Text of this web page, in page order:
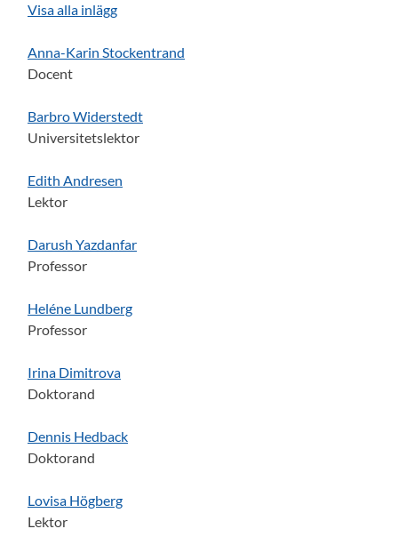
Visa alla inlägg
Anna-Karin Stockentrand
Docent
Barbro Widerstedt
Universitetslektor
Edith Andresen
Lektor
Darush Yazdanfar
Professor
Heléne Lundberg
Professor
Irina Dimitrova
Doktorand
Dennis Hedback
Doktorand
Lovisa Högberg
Lektor